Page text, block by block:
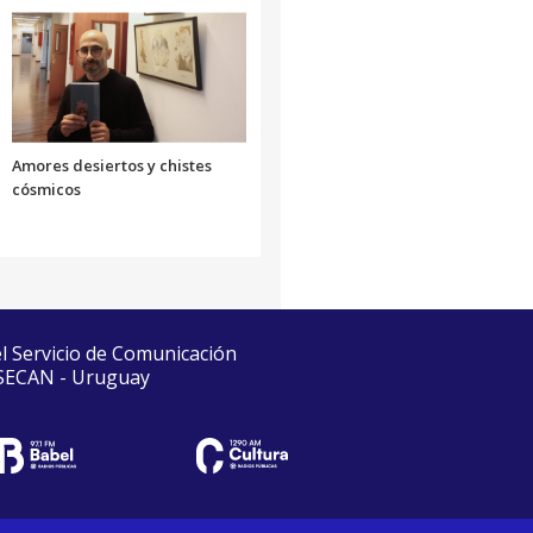
Amores desiertos y chistes
cósmicos
de Comunicación
- Uruguay